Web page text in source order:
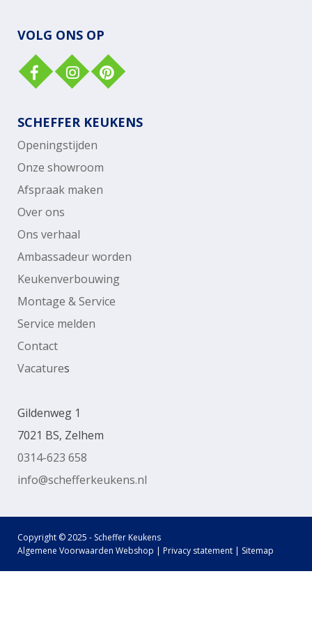
VOLG ONS OP
SCHEFFER KEUKENS
Openingstijden
Onze showroom
Afspraak maken
Over ons
Ons verhaal
Ambassadeur worden
Keukenverbouwing
Montage & Service
Service melden
Contact
Vacatures
Gildenweg 1
7021 BS, Zelhem
0314-623 658
info@schefferkeukens.nl
Copyright © 2025 - Scheffer Keukens
Algemene Voorwaarden Webshop | Privacy statement | Sitemap